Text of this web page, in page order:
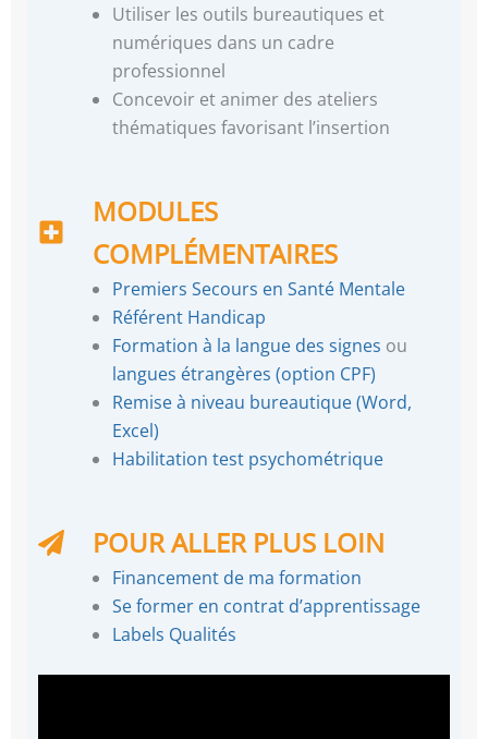
Utiliser les outils bureautiques et
numériques dans un cadre
professionnel
Concevoir et animer des ateliers
thématiques favorisant l’insertion
MODULES
COMPLÉMENTAIRES
Premiers Secours en Santé Mentale
Référent Handicap
Formation à la langue des signes ou
langues étrangères (option CPF)
Remise à niveau bureautique (Word,
Excel)
Habilitation test psychométrique
POUR ALLER PLUS LOIN
Financement de ma formation
Se former en contrat d’apprentissage
Labels Qualités